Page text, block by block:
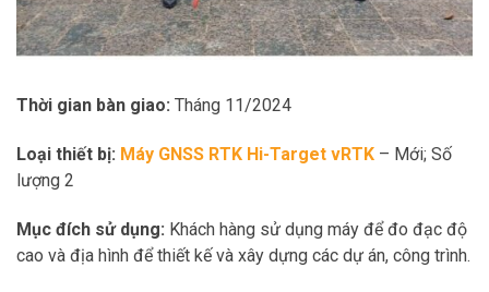
Thời gian bàn giao: Tháng 11/2024
Loại thiết bị: Máy GNSS RTK Hi-Target vRTK – Mới; Số
lượng 2
Mục đích sử dụng: Khách hàng sử dụng máy để đo đạc độ
cao và địa hình để thiết kế và xây dựng các dự án, công trình.